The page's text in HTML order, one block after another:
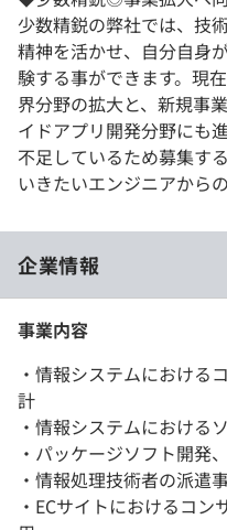
少数精鋭の弊社では、技
精神を活かせ、自分自身
験する事ができます。現
界分野の拡大と、新規事
イドアプリ開発分野にも
不足しているため募集す
いきたいエンジニアから
企業情報
事業内容
・情報システムにおける
計
・情報システムにおける
・パッケージソフト開発
・情報処理技術者の派遣
・ECサイトにおけるコ